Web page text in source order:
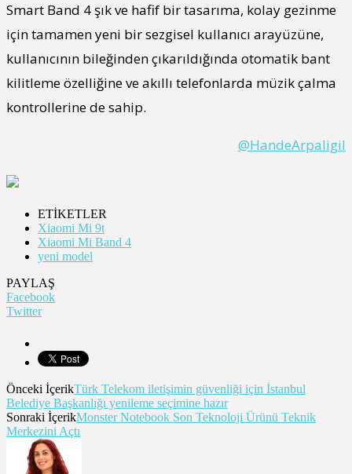
Smart Band 4 şık ve hafif bir tasarıma, kolay gezinme
için tamamen yeni bir sezgisel kullanıcı arayüzüne,
kullanıcının bileğinden çıkarıldığında otomatik bant
kilitleme özelliğine ve akıllı telefonlarda müzik çalma
kontrollerine de sahip.
@HandeArpaligil
ETİKETLER
Xiaomi Mi 9t
Xiaomi Mi Band 4
yeni model
PAYLAŞ
Facebook
Twitter
Önceki İçerikTürk Telekom iletişimin güvenliği için İstanbul
Belediye Başkanlığı yenileme seçimine hazır
Sonraki İçerikMonster Notebook Son Teknoloji Ürünü Teknik
Merkezini Açtı